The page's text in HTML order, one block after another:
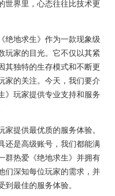
世界里，心态往往比技术更
绝地求生》作为一款现象级
玩家的目光。它不仅以其紧
其独特的生存模式和不断更
家的关注。今天，我们要介
》玩家提供专业支持和服务
提供最优质的服务体验。
还是高级账号，我们都能满
群热爱《绝地求生》并拥有
们深知每位玩家的需求，并
最佳的服务体验。